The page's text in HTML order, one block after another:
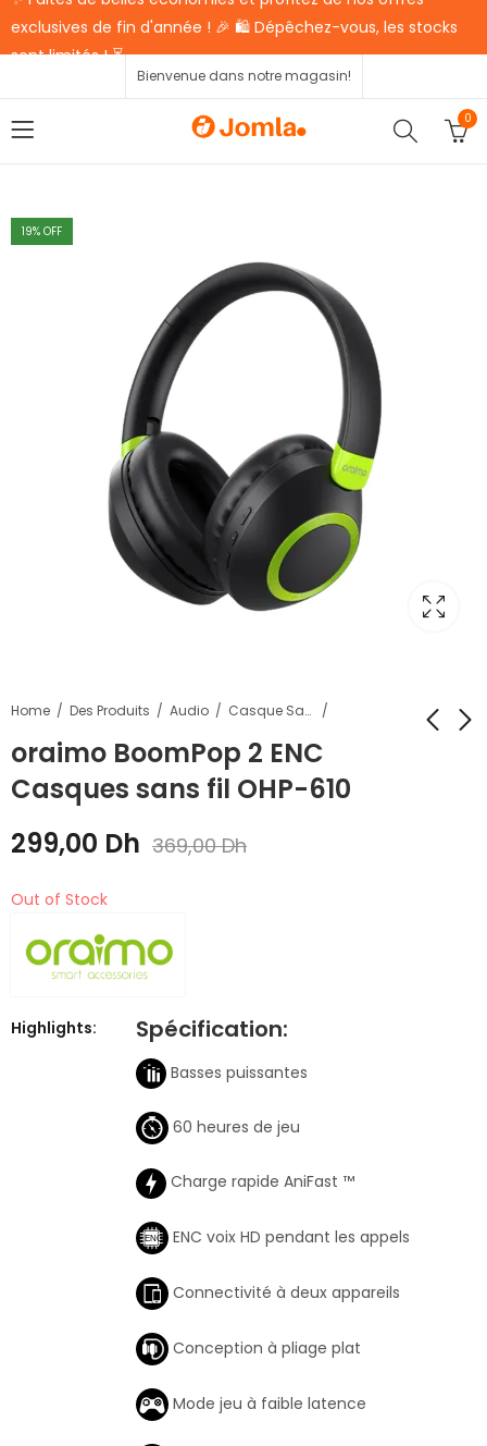
exclusives de fin d'année ! 🎉 🛍️ Dépêchez-vous, les stocks
sont limités ! ⏳
Bienvenue dans notre magasin!
0
19% OFF
Home Des Produits Audio Casque Sans Fil
oraimo BoomPop 2 ENC
Casques sans fil OHP-610Oraimo Watch ER
Oraimo HyperType
299,00 Dh 369,00Dh
Out of Stock
Highlights: Spécification:
Basses puissantes
60 heures de jeu
Charge rapide AniFast ™
ENC voix HD pendant les appels
Connectivité à deux appareils
Conception à pliage plat
Mode jeu à faible latence